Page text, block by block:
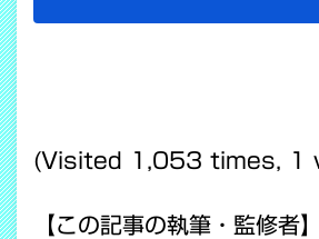
(Visited 1,053 times, 1
【この記事の執筆・監修者】